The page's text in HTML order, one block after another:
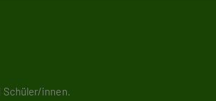
Schüler/innen.